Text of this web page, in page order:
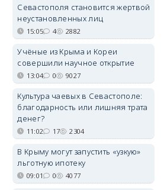
Севастополя становится жертвой
неустановленных лиц
15:05 4 2882
Учёные из Крыма и Кореи
совершили научное открытие
13:04 0 9027
Культура чаевых в Севастополе:
благодарность или лишняя трата
денег?
11:02 17 2304
В Крыму могут запустить «узкую»
льготную ипотеку
09:01 0 4077